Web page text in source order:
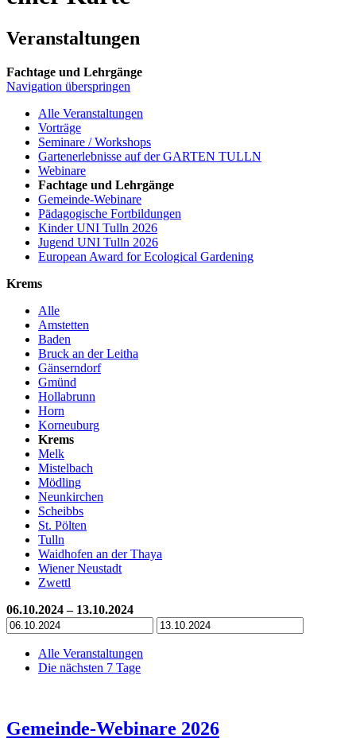
Veranstaltungen
Fachtage und Lehrgänge
Navigation überspringen
Alle Veranstaltungen
Vorträge
Seminare / Workshops
Gartenerlebnisse auf der GARTEN TULLN
Webinare
Fachtage und Lehrgänge
Gemeinde-Webinare
Pädagogische Fortbildungen
Kinder UNI Tulln 2026
Jugend UNI Tulln 2026
European Award for Ecological Gardening
Krems
Alle
Amstetten
Baden
Bruck an der Leitha
Gänserndorf
Gmünd
Hollabrunn
Horn
Korneuburg
Krems
Melk
Mistelbach
Mödling
Neunkirchen
Scheibbs
St. Pölten
Tulln
Waidhofen an der Thaya
Wiener Neustadt
Zwettl
06.10.2024 – 13.10.2024
Alle Veranstaltungen
Die nächsten 7 Tage
Gemeinde-Webinare 2026